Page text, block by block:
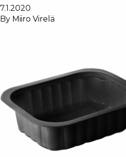
7.1.2020
By Miiro Virelä